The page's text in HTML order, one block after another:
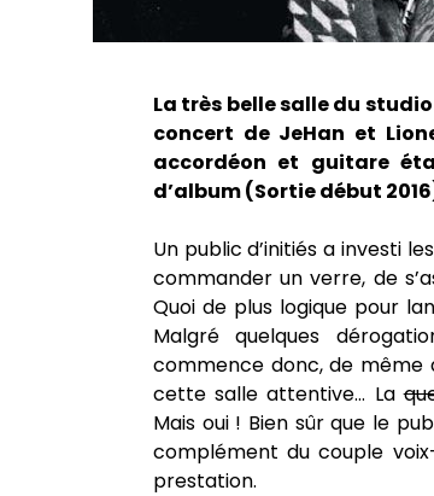
La très belle salle du
concert de JeHan et
accordéon et guitare
d’album (Sortie début
Un public d’initiés a investi
commander un verre, de
Quoi de plus logique pour
Malgré quelques
commence donc, de même
cette salle attentive… La
Mais oui ! Bien sûr que le
complément du couple
prestation.